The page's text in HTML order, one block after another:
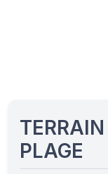
PLAGE